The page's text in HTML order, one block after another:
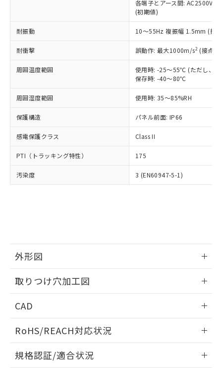
各端子とアース間: AC2500V
(初期値)
耐振動 10～55Hz 複振幅 1.5mm (接
耐衝撃 誤動作: 最大1000m/s2 (接点
周囲温度範囲
使用時: -25～55℃ (ただし、氷
保存時: -40～80℃
周囲湿度範囲 使用時: 35～85%RH
保護構造 パネル前面: IP66
感電保護クラス Class II
PTI（トラッキング特性） 175
汚染度 3 (EN60947-5-1)
外形図
取りつけ穴加工図
CAD
ドすることができます。
ログイン/会員登録
RoHS/REACH対応状況
EU RoHS 注意事項・凡例
規格認証/適合状況
正式な納期状況および標準価格はお客
様のお取引先、またはお客様担当のオ
ムロン制御機器販売店・当社販売員に
オムロン制御機器販売店や当社販売拠
販売ネットワーク
」をご確認
在庫状況および標準価格結果を当社の
事前の承諾なく第三者に漏洩または開
マイパーツ機能（部品リスト作成サー
ビス）をご利用いただくには、I-Web
メンバーズにご登録されている必要が
あります。
お客様が当ウェブサイト上で当社にご
登録された部品リストについて、当社
および当社の共同利用者が、当社の製
用者の範囲」に記載されている法人を
(PBDE) 1000ppm以下、フタル酸ビス(2-エチルヘキシ
ル) (DEHP)(別名：DOP) 1000ppm以下、フタル酸ブチ
ルベンジル（BBP） 1000ppm以下、フタル酸ジブチル
（DBP） 1000ppm以下、フタル酸ジイソブチル
但し、RoHS指令で産業用監視および制御機器に対する
フタル酸エステル類の４物質については閾値を超える意
図的な使用がないことを確認しています。
※2 対応予定月
部品在庫の切り替え状況などにより、予定
月が前後することがあります。
※3 非含有証明書ダウンロード
※本証明書は発行日時点で非含有を証明す
るもので、過去に遡って非含有を証明する
ものではありません。
物質の対応では、対応完了までの期間は出
荷製品に未対応品が混在することから備考
していることから、特段のことがない限
り、2022年1月12日より割愛しておりま
す。
Cr(Ⅵ)(六価クロム) : 1000ppm、 PBBs(ポリ臭化ビフェ
ニル類) : 1000ppm、 PBDEs(ポリ臭化ジフェニルエーテ
イソブチル) : 1000ppm、 BBP(フタル酸ブチルベンジ
DEHP(フタル酸ビス(2-エチルヘキシル)) : 1000ppm
※2 環境保護使用期限
「ｅ」：有害物質（10物質）のすべてが基
準値以下であることを示します。
「10」：通常の使用状況下において有害物
質が外部に漏えいし、環境に深刻な影響を
及ぼさない年数を意味します。
「－」：未確認です。当社販売部門へお問
い合わせください。
当社は規制貨物を破棄する場合は、完
いよう必要な手段を講じます。
当社は貴社製品を、核兵器、ミサイ
ル、化学兵器、生物兵器またはその他
武器並びにこれらの製造装置等に一切
当社は、貴社製品を第三者に販売する
場合は、上記1、2および3の内容を当
該第三者に通知します。また当社は、
販売先および販売に係わる関係者が違
法に輸出するおそれがある場合は、取
り引きをいたしません。
一定数以上の在庫あり
一定数には満たないが在庫あり
在庫なし(最新の在庫状況につ
いては、お客様のお取引先、ま
たはお客様担当のオムロン制御
機器販売店・当社販売員にご確
白
受注生産機種、また在庫状況の
情報を公開していない機種